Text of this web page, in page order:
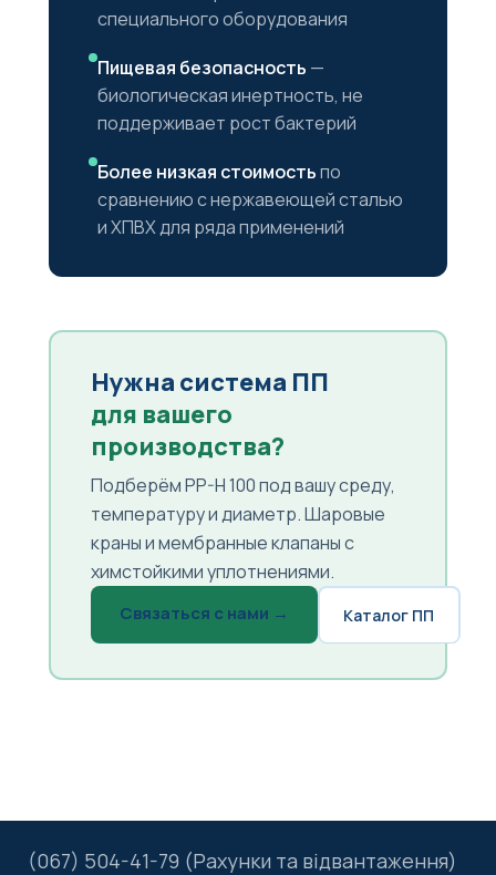
специального оборудования
Пищевая безопасность —
биологическая инертность, не
поддерживает рост бактерий
Более низкая стоимостьпо
сравнению с нержавеющей сталью
и ХПВХ для ряда применений
Нужна система ПП
для вашего
производства?
Подберём PP-H 100 под вашу среду,
температуру и диаметр. Шаровые
краны и мембранные клапаны с
химстойкими уплотнениями.
Связаться с нами → Каталог ПП
(067) 504-41-79 (Рахунки та відвантаження)